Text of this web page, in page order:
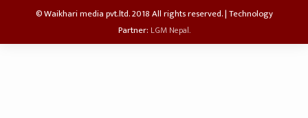
© Waikhari media pvt.ltd. 2018 All rights reserved. | Technology
Partner: LGM Nepal.